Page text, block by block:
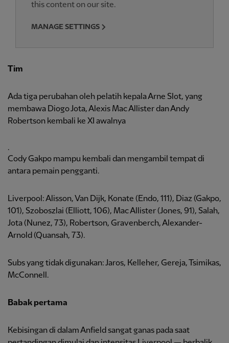
this content on our site.
MANAGE SETTINGS
Tim
Ada tiga perubahan oleh pelatih kepala Arne Slot, yang
membawa Diogo Jota, Alexis Mac Allister dan Andy
Robertson kembali ke XI awalnya
.
Cody Gakpo mampu kembali dan mengambil tempat di
antara pemain pengganti.
Liverpool: Alisson, Van Dijk, Konate (Endo, 111), Diaz (Gakpo,
101), Szoboszlai (Elliott, 106), Mac Allister (Jones, 91), Salah,
Jota (Nunez, 73), Robertson, Gravenberch, Alexander-
Arnold (Quansah, 73).
Subs yang tidak digunakan: Jaros, Kelleher, Gereja, Tsimikas,
McConnell.
Babak pertama
Kebisingan di dalam Anfield sangat ganas pada saat